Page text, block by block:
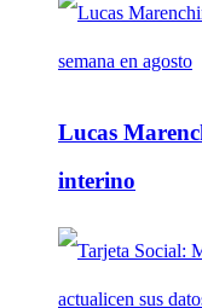
Lucas
interino